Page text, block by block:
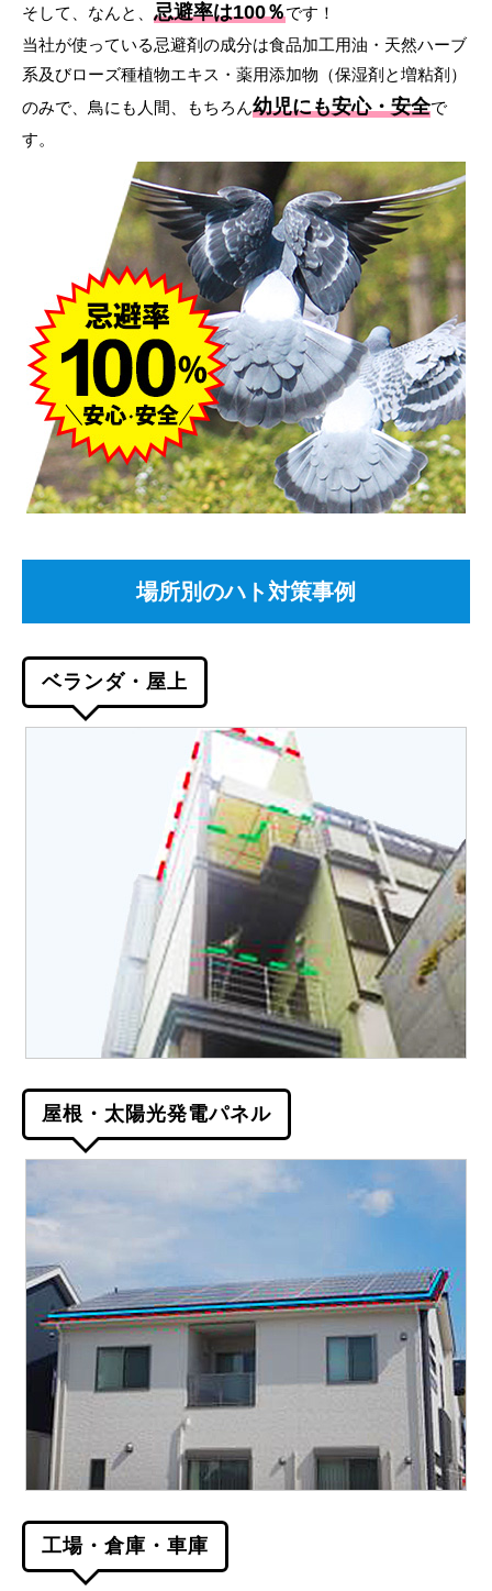
そして、なんと、 忌避率は100％です！
当社が使っている忌避剤の成分は食品加工用油・天然ハーブ
系及びローズ種植物エキス・薬用添加物（保湿剤と増粘剤）
のみで、鳥にも人間、もちろん幼児にも安心・安全で
す。
場所別のハト対策事例
ベランダ・屋上
屋根・太陽光発電パネル
工場・倉庫・車庫